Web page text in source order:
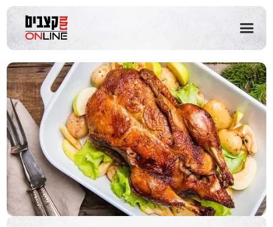
שִׂים
בְּאֲתָר
זֶה
מַעֲרֶכֶת
נָגִישׁ
בִּקְלִיק
הַמְּסַיַּעַת
לִנְגִישׁוּת
הָאֲתָר.